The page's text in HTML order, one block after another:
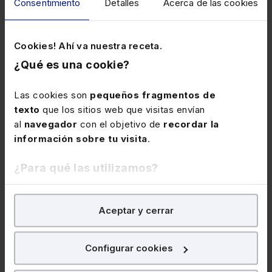
Consentimiento Detalles Acerca de las cookies
Cookies! Ahí va nuestra receta.
¿Qué es una cookie?
Las cookies son pequeños fragmentos de
texto que los sitios web que visitas envían
al navegador con el objetivo de recordar la
información sobre tu visita.
¿Para qué las utilizamos?
En Lefebvre utilizamos las cookies confines
para tratar demejorar tu experiencia
nuestra página web. También con fines publicitarios,
para poder mostrarte publicidad y contenidos de tu
Aceptar y cerrar
Configurar cookies
Trabajadores
Pack Códigos Básicos
Laborales